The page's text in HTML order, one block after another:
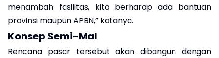
menambah fasilitas, kita berharap ada bantuan
provinsi maupun APBN,” katanya.
Konsep Semi-Mal
Rencana pasar tersebut akan dibangun dengan